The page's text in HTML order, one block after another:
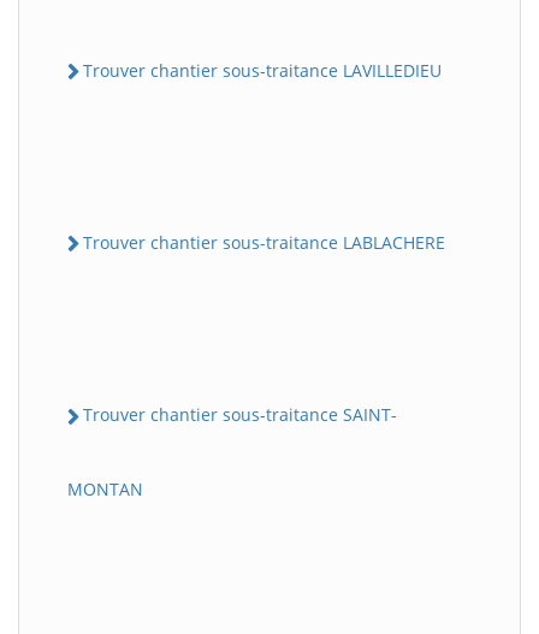
Trouver chantier sous-traitance LAVILLEDIEU
Trouver chantier sous-traitance LABLACHERE
Trouver chantier sous-traitance SAINT-
MONTAN